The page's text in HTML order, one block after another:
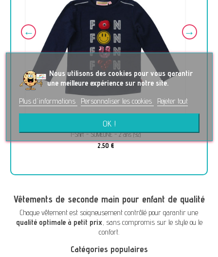
T-Shirt - SOMEONE - 2 ans (92)
2,50 €
Vêtements de seconde main pour enfant de qualité
Chaque vêtement est soigneusement contrôlé pour garantir une
qualité optimale à petit prix, sans compromis sur le style ou le
confort.
Catégories populaires
Nous utilisons des cookies pour vous garantir
une meilleure expérience sur notre site.
Plus d'informations
Personnaliser les cookies Rejeter tout
OK !